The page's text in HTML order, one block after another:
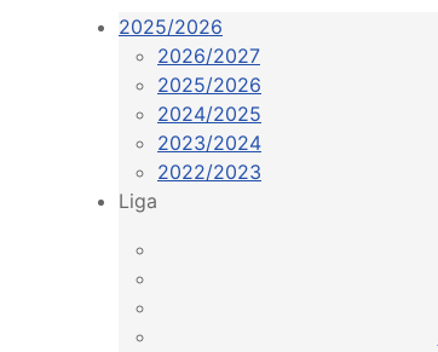
2025/2026
2026/2027
2025/2026
2024/2025
2023/2024
2022/2023
Liga